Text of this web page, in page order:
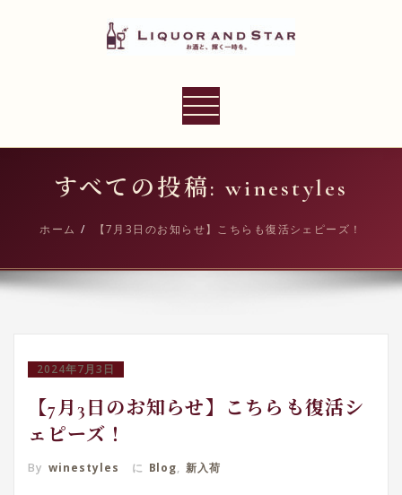
プ
LIQUOR AND STAR
ナ
ー
ョ
切
すべての投稿: winestyles
ホーム 【7月3日のお知らせ】こちらも復活シェピーズ！
2024年7月3日
【7月3日のお知らせ】こちらも復活シ
ェピーズ！
By winestyles に Blog, 新入荷